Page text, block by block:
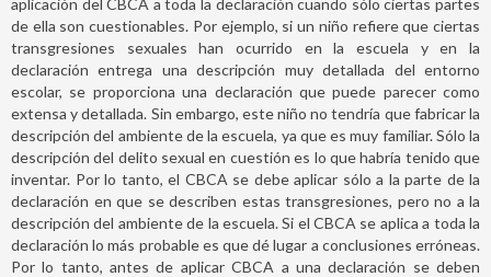
de ella son cuestionables. Por ejemplo, si un niño refiere que ciertas
transgresiones sexuales han ocurrido en la escuela y en la
declaración entrega una descripción muy detallada del entorno
escolar, se proporciona una declaración que puede parecer como
extensa y detallada. Sin embargo, este niño no tendría que fabricar la
descripción del ambiente de la escuela, ya que es muy familiar. Sólo la
descripción del delito sexual en cuestión es lo que habría tenido que
inventar. Por lo tanto, el CBCA se debe aplicar sólo a la parte de la
declaración en que se describen estas transgresiones, pero no a la
descripción del ambiente de la escuela. Si el CBCA se aplica a toda la
declaración lo más probable es que dé lugar a conclusiones erróneas.
Por lo tanto, antes de aplicar CBCA a una declaración se deben